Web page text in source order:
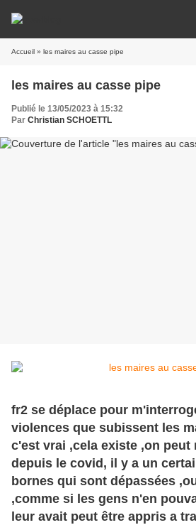
Accueil » les maires au casse pipe
les maires au casse pipe
Publié le 13/05/2023 à 15:32
Par Christian SCHOETTL
fr2 se déplace pour
violences que subissent les
c'est vrai ,cela existe ,on peut
depuis le covid, il y a un
bornes qui sont dépassées
,comme si les gens n'en
leur avait peut être appris a